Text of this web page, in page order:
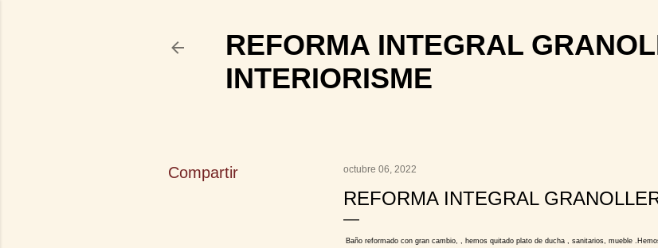
REFORMA INTEGRAL
INTERIORISME
Compartir octubre 06, 2022
REFORMA INTEGRAL
Baño reformado con gran cambio, , hemos quitado plato de ducha , sanitarios, mueble